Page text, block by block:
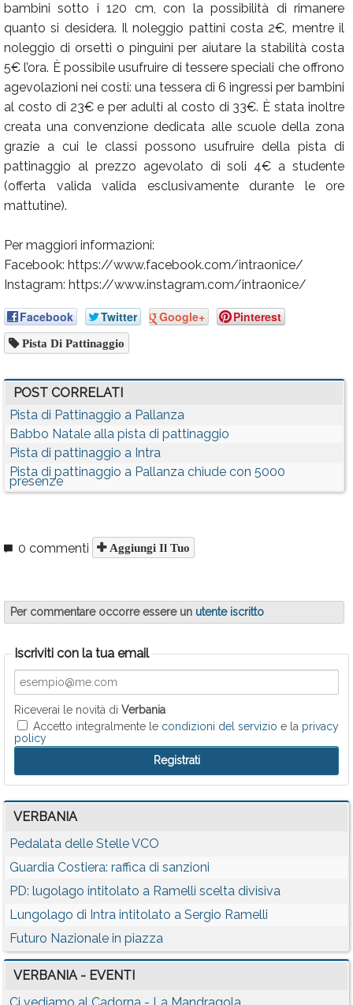
bambini sotto i 120 cm, con la possibilità di rimanere
quanto si desidera. Il noleggio pattini costa 2€, mentre il
noleggio di orsetti o pinguini per aiutare la stabilità costa
5€ l’ora. È possibile usufruire di tessere speciali che offrono
agevolazioni nei costi: una tessera di 6 ingressi per bambini
al costo di 23€ e per adulti al costo di 33€. È stata inoltre
creata una convenzione dedicata alle scuole della zona
grazie a cui le classi possono usufruire della pista di
pattinaggio al prezzo agevolato di soli 4€ a studente
(offerta valida valida esclusivamente durante le ore
mattutine).
Per maggiori informazioni:
Facebook: https://www.facebook.com/intraonice/
Instagram: https://www.instagram.com/intraonice/
Facebook Twitter Google+ Pinterest
Pista Di Pattinaggio
POST CORRELATI
Pista di Pattinaggio a Pallanza
Babbo Natale alla pista di pattinaggio
Pista di pattinaggio a Intra
Pista di pattinaggio a Pallanza chiude con 5000
presenze
0 commenti Aggiungi Il Tuo
Per commentare occorre essere un utente iscritto
Iscriviti con la tua email
Riceverai le novità di Verbania
Accetto integralmente le condizioni del servizio e la privacy
policy
VERBANIA
Pedalata delle Stelle VCO
Guardia Costiera: raffica di sanzioni
PD: lugolago intitolato a Ramelli scelta divisiva
Lungolago di Intra intitolato a Sergio Ramelli
Futuro Nazionale in piazza
VERBANIA - EVENTI